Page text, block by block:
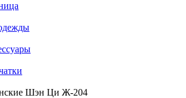
Шэн Ци Ж-204